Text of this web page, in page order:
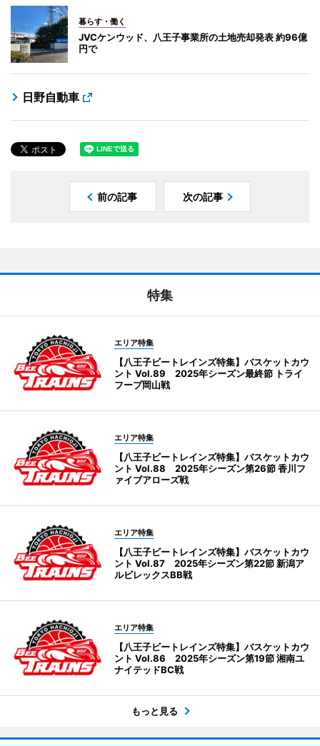
暮らす・働く
JVCケンウッド、八王子事業所の土地売却発表 約96億
円で
日野自動車
前の記事 次の記事
特集
エリア特集
【八王子ビートレインズ特集】バスケットカウ
ント Vol.89 2025年シーズン最終節 トライ
フープ岡山戦
エリア特集
【八王子ビートレインズ特集】バスケットカウ
ント Vol.88 2025年シーズン第26節 香川フ
ァイブアローズ戦
エリア特集
【八王子ビートレインズ特集】バスケットカウ
ント Vol.87 2025年シーズン第22節 新潟ア
ルビレックスBB戦
エリア特集
【八王子ビートレインズ特集】バスケットカウ
ント Vol.86 2025年シーズン第19節 湘南ユ
ナイテッドBC戦
もっと見る